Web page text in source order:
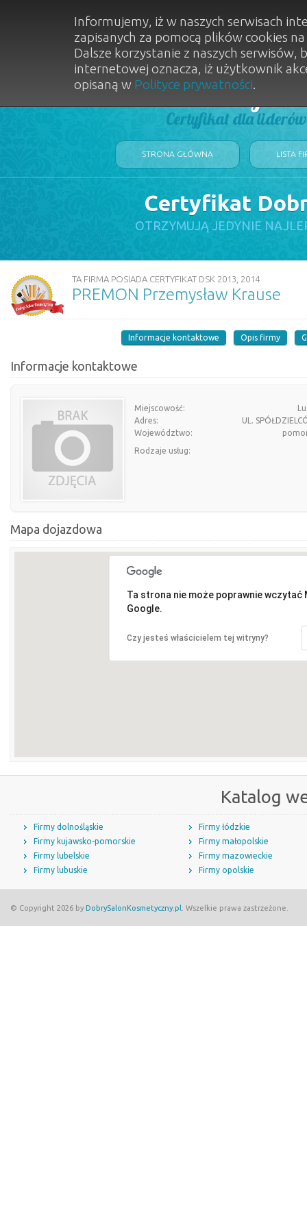
Dobry
Certyfikat dla
STRONA GŁÓWNA LISTA
Certyfikat
OTRZYMUJĄ JEDYNIE
TA FIRMA POSIADA CERTYFIKAT DSK 2013, 2014
PREMON Przemysław Krause
Informacje kontaktowe Opis firmy
Informacje kontaktowe
Miejscowość:
Adres:
UL.
Województwo:
Rodzaje usług:
Mapa dojazdowa
Ta strona nie może poprawnie wczytać
Google.
Czy jesteś właścicielem tej witryny?
Katalog
Firmy dolnośląskie
Firmy kujawsko-pomorskie
Firmy lubelskie
Firmy lubuskie
Firmy łódzkie
Firmy małopolskie
Firmy mazowieckie
Firmy opolskie
© Copyright 2026 by DobrySalonKosmetyczny.pl . Wszelkie prawa zastrzeżone.
Informujemy, iż w naszych serwisach
zapisanych za pomocą plików cookies
Dalsze korzystanie z naszych
internetowej oznacza, iż użytkownik
opisaną w Polityce prywatności.